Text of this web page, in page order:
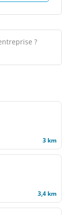
?
3 km
3,4 km